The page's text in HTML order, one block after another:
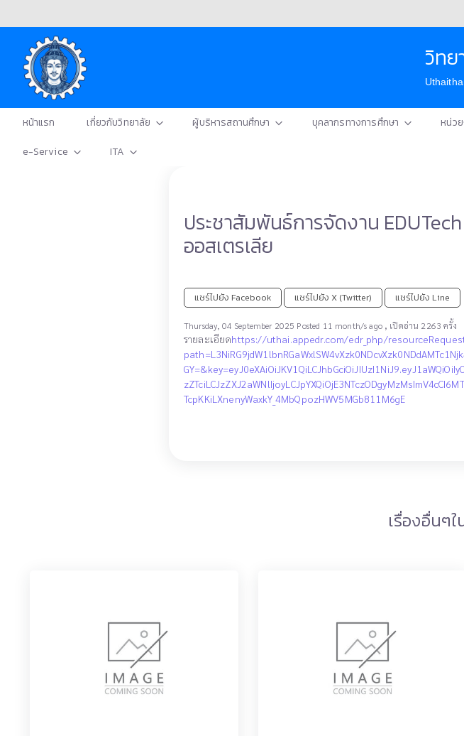
วิท
หน้าแรก เกี่ยวกับวิทยาลัย ผู้บริหารสถานศึกษา บุคลากรทางการศึกษา หน่ว
e-Service
ITA
ประชาสัมพันธ์การจัดงาน
ออสเตรเลีย
แชร์ไปยัง Facebook แชร์ไปยัง X (Twitter) แชร์ไปยัง Line
Thursday, 04 September 2025 Posted 11 month/s ago, เปิดอ่าน 2263 ครั้ง
รายละเอียดhttps://uthai.appedr.com/edr_php/
TcpKKiLXnenyWaxkY_4MbQpozHWV5MGb811M6gE
เรื่องอื่นๆ